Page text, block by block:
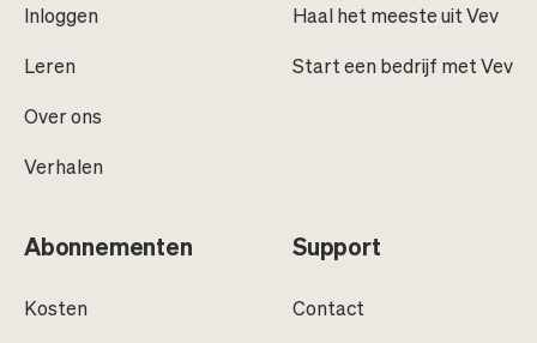
Inloggen
Leren
Over ons
Verhalen
Haal het meeste uit Vev
Start een bedrijf met Vev
Abonnementen
Kosten
Support
Contact